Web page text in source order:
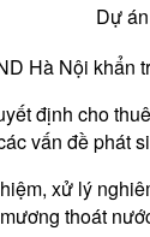
Dự
Hà Nội khẩn
định cho
vấn đề phát
xử lý
thoát